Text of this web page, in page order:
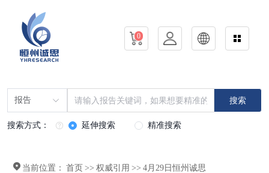
0
报告 搜索
搜索方式： 延伸搜索 精准搜索
当前位置： 首页 >> 权威引用 >> 4月29日恒州诚思